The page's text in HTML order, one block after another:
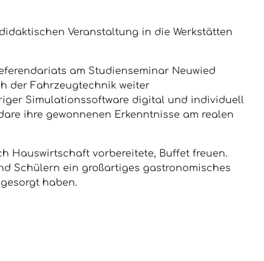
Veranstaltung in die Werkstätten
am Studienseminar Neuwied
der Fahrzeugtechnik weiter
Simulationssoftware digital und individuell
ihre gewonnenen Erkenntnisse am realen
Hauswirtschaft vorbereitete, Buffet freuen.
Schülern ein großartiges gastronomisches
haben.